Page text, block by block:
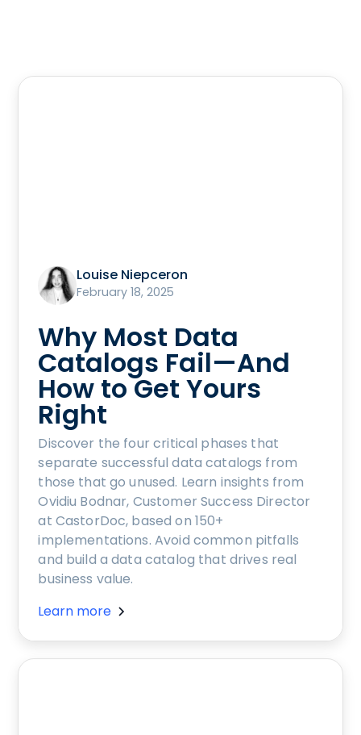
Louise Niepceron
February 18, 2025
Why Most Data
Catalogs Fail—And
How to Get Yours
Right
Discover the four critical phases that
separate successful data catalogs from
those that go unused. Learn insights from
Ovidiu Bodnar, Customer Success Director
at CastorDoc, based on 150+
implementations. Avoid common pitfalls
and build a data catalog that drives real
business value.
Learn more